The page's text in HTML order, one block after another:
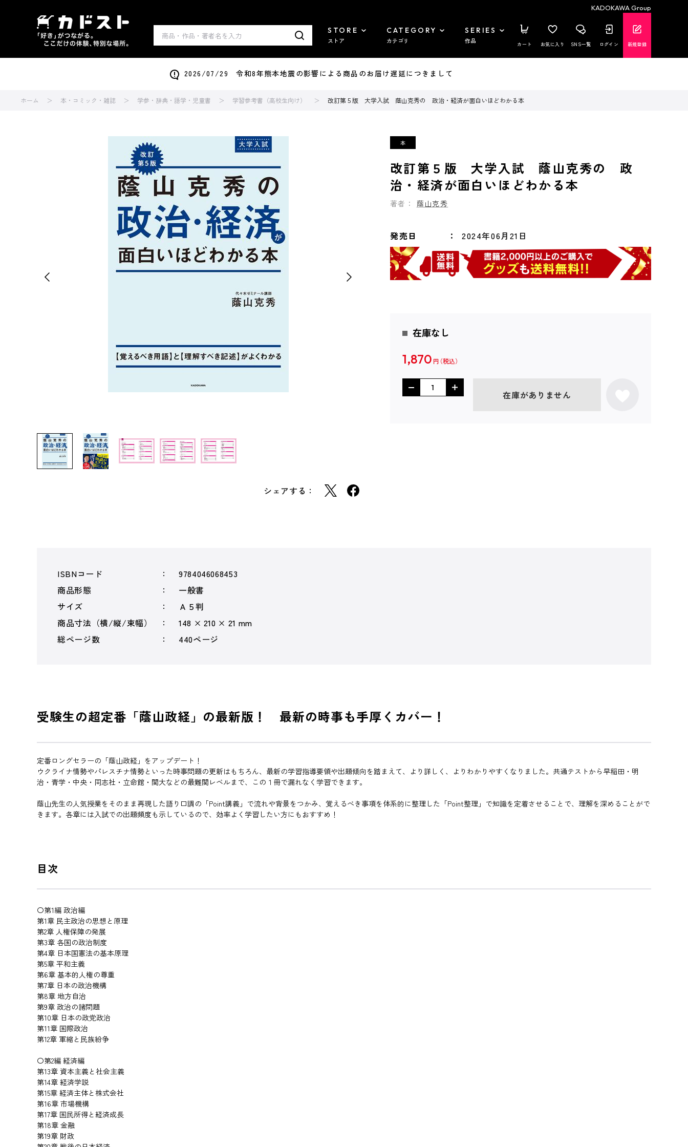
KADOKAWA Group
STORE
ストア
CATEGORY
カテゴリ
SERIES
作品 カート お気に入り SNS一覧 ログイン 新規登録
2026/07/29 令和8年熊本地震の影響による商品のお届け遅延につきまして
ホーム 本・コミック・雑誌 学参・辞典・語学・児童書 学習参考書（高校生向け） 改訂第５版 大学入試 蔭山克秀の 政治・経済が面白いほどわかる本
シェアする：
改訂第５版 大学入試 蔭山克秀の 政
治・経済が面白いほどわかる本
著者： 蔭山克秀
発売日 2024年06月21日
在庫なし
1,870 円
在庫がありません
ISBNコード
9784046068453
商品形態
一般書
サイズ
Ａ５判
商品寸法（横/縦/束幅）
148 × 210 × 21 mm
総ページ数
440ページ
受験生の超定番「蔭山政経」の最新版！ 最新の時事も手厚くカバー！
定番ロングセラーの「蔭山政経」をアップデート！
ウクライナ情勢やパレスチナ情勢といった時事問題の更新はもちろん、最新の学習指導要領や出題傾向を踏まえて、より詳しく、よりわかりやすくなりました。共通テストから早稲田・明
治・青学・中央・同志社・立命館・関大などの最難関レベルまで、この１冊で漏れなく学習できます。
蔭山先生の人気授業をそのまま再現した語り口調の「Point講義」で流れや背景をつかみ、覚えるべき事項を体系的に整理した「Point整理」で知識を定着させることで、理解を深めることがで
きます。各章には入試での出題頻度も示しているので、効率よく学習したい方にもおすすめ！
目次
〇第1編 政治編
第1章 民主政治の思想と原理
第2章 人権保障の発展
第3章 各国の政治制度
第4章 日本国憲法の基本原理
第5章 平和主義
第6章 基本的人権の尊重
第7章 日本の政治機構
第8章 地方自治
第9章 政治の諸問題
第10章 日本の政党政治
第11章 国際政治
第12章 軍縮と民族紛争
〇第2編 経済編
第13章 資本主義と社会主義
第14章 経済学説
第15章 経済主体と株式会社
第16章 市場機構
第17章 国民所得と経済成長
第18章 金融
第19章 財政